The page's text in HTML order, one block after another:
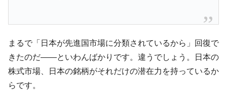
『Money1』
韓国政府「ニセＫ-ブランドを通報しようキ
ャンペーン」⇒ あの名物教授も登場！
『Money1』
韓国「橋が落ちました」⇒ 耐久性「なさす
ぎ」では。
まるで「日本が先進国市場に分類されているから」回復で
きたのだ――といわんばかりです。違うでしょう。日本の
株式市場、日本の銘柄がそれだけの潜在力を持っているか
らです。